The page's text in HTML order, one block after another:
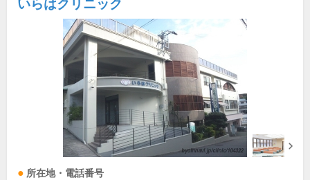
いらはクリニック
所在地・電話番号